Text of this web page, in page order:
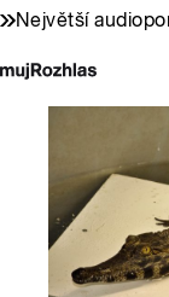
Největší